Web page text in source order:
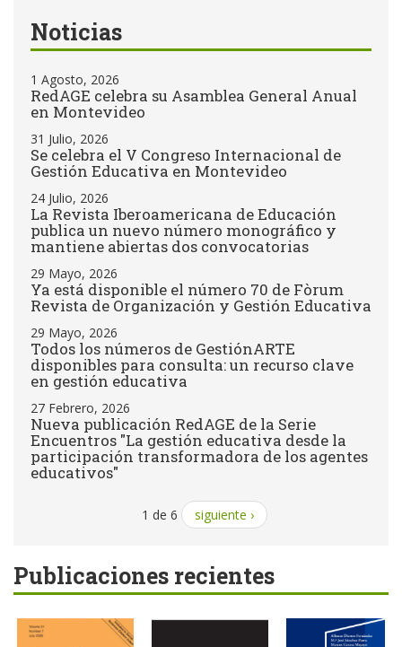
Noticias
1 Agosto, 2026
RedAGE celebra su Asamblea General Anual
en Montevideo
31 Julio, 2026
Se celebra el V Congreso Internacional de
Gestión Educativa en Montevideo
24 Julio, 2026
La Revista Iberoamericana de Educación
publica un nuevo número monográfico y
mantiene abiertas dos convocatorias
29 Mayo, 2026
Ya está disponible el número 70 de Fòrum
Revista de Organización y Gestión Educativa
29 Mayo, 2026
Todos los números de GestiónARTE
disponibles para consulta: un recurso clave
en gestión educativa
27 Febrero, 2026
Nueva publicación RedAGE de la Serie
Encuentros "La gestión educativa desde la
participación transformadora de los agentes
educativos"
1 de 6 siguiente ›
Publicaciones recientes